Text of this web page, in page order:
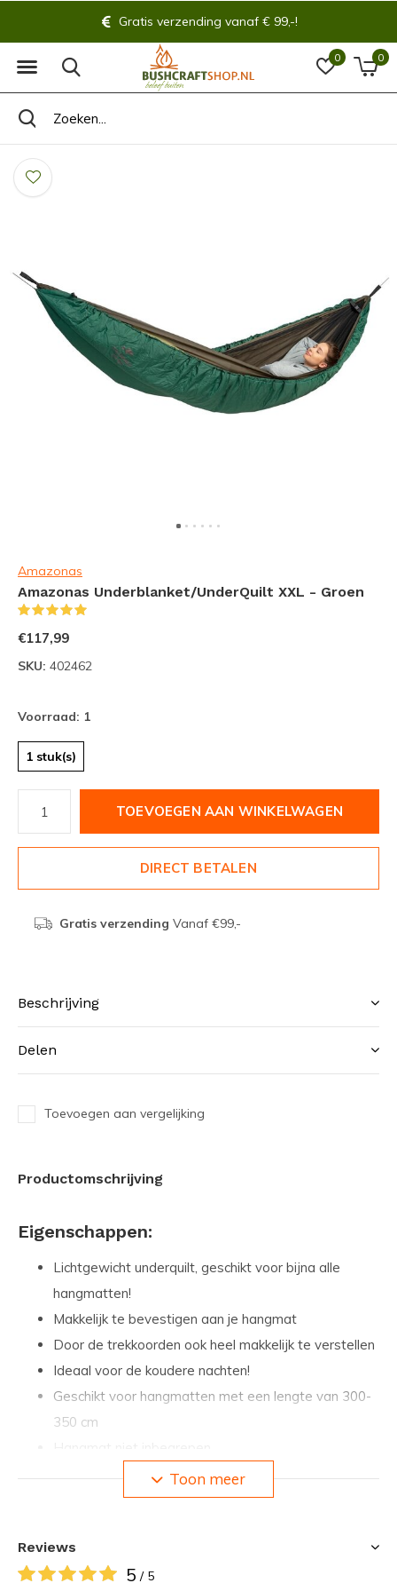
0 0
Gratis verzending vanaf € 99,-!
Amazonas
Amazonas Underblanket/UnderQuilt XXL - Groen
€117,99
SKU: 402462
Voorraad: 1
1 stuk(s)
TOEVOEGEN AAN WINKELWAGEN
DIRECT BETALEN
Gratis verzending Vanaf €99,-
Beschrijving
Delen
Toevoegen aan vergelijking
Productomschrijving
Eigenschappen:
Lichtgewicht underquilt, geschikt voor bijna alle
hangmatten!
Makkelijk te bevestigen aan je hangmat
Door de trekkoorden ook heel makkelijk te verstellen
Ideaal voor de koudere nachten!
Geschikt voor hangmatten met een lengte van 300-
350 cm
Specificaties:
Gewicht: 1180 gram
Toon meer
Reviews
5 / 5